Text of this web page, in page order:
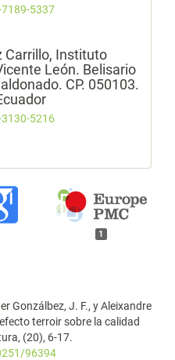
5337
Carrillo, Instituto
León. Belisario
CP. 050103.
5216
1
Gonzálbez, J. F., y Aleixandre
terroir sobre la calidad
(20), 6-17.
96394